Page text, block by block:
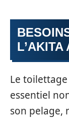
L’AKITA
Le toilettage
essentiel
son pelage,